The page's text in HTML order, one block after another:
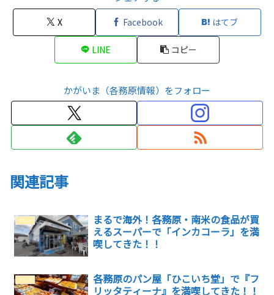
X Facebook はてブ
LINE コピー
かがいま（各務原情報）をフォロー
関連記事
グルメ
まるで海外！各務原・南米の食品が買
えるスーパーで「インカコーラ」を満
喫してきた！！
グルメ
各務原のパン屋「ひこいち堂」で『フ
リッタティーナ』を満喫してきた！！